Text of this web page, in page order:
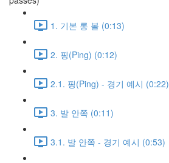
1. 기본 롱 볼 (0:13)
2. 핑(Ping) (0:12)
2.1. 핑(Ping) - 경기 예시 (0:22)
3. 발 안쪽 (0:11)
3.1. 발 안쪽 - 경기 예시 (0:53)